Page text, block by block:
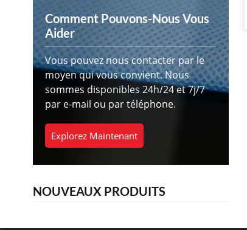
Comment Pouvons-Nous Vous
Aider
Vous pouvez nous contacter par le
moyen qui vous convient. Nous
sommes disponibles 24h/24 et 7j/7
par e-mail ou par téléphone.
Explorez Maintenant
NOUVEAUX PRODUITS